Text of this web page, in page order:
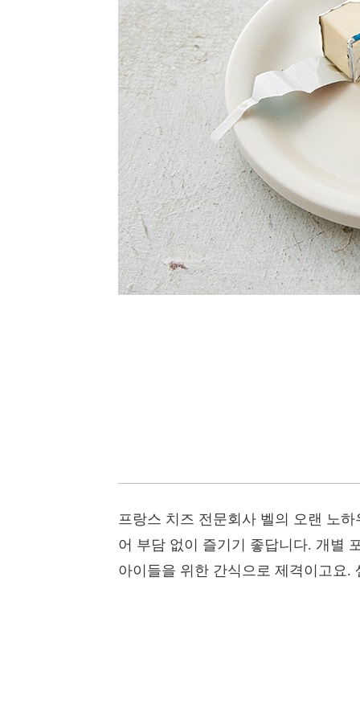
프랑스 치즈 전문회사 벨의 오랜 노
어 부담 없이 즐기기 좋답니다. 개별
아이들을 위한 간식으로 제격이고요.